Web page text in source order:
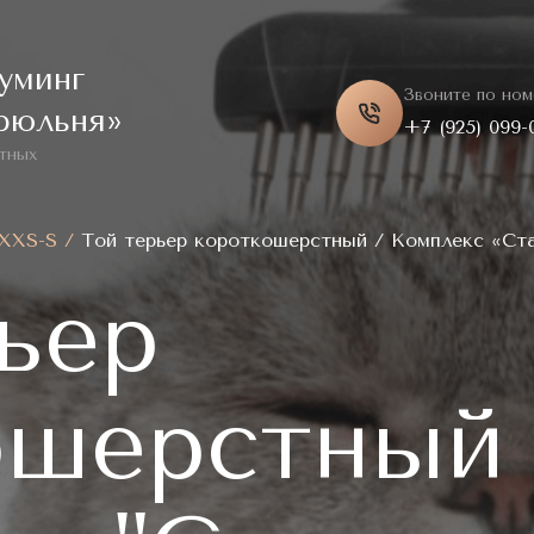
Звоните по
+7 (925) 099-
S / Той терьер короткошерстный / Комплекс